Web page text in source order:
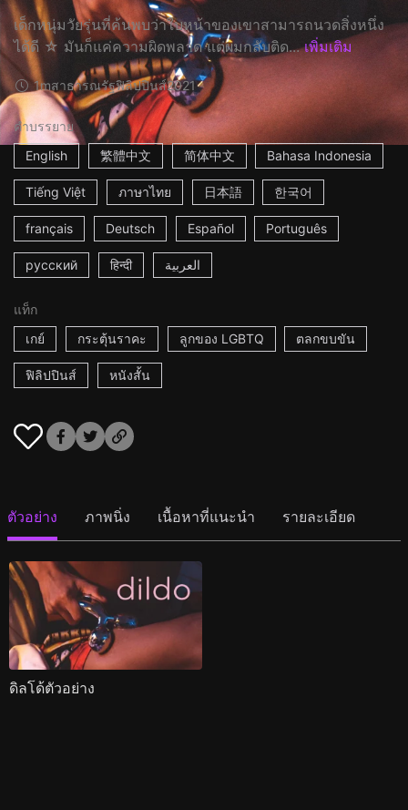
เด็กหนุ่มวัยรุ่นที่ค้นพบว่าใบหน้าของเขาสามารถนวดสิ่งหนึ่ง
ได้ดี ☆ มันก็แค่ความผิดพลาด แต่ผมกลับติด... เพิ่มเติม
1mสาธารณรัฐฟิลิปปินส์2021
คำบรรยาย
English
繁體中文 简体中文 Bahasa Indonesia
Tiếng Việt ภาษาไทย 日本語 한국어
français Deutsch Español Português
русский हिन्दी العربية
แท็ก
เกย์
กระตุ้นราคะ ลูกของ LGBTQ ตลกขบขัน
ฟิลิปปินส์ หนังสั้น
ตัวอย่าง ภาพนิ่ง เนื้อหาที่แนะนำ รายละเอียด
ดิลโด้ตัวอย่าง